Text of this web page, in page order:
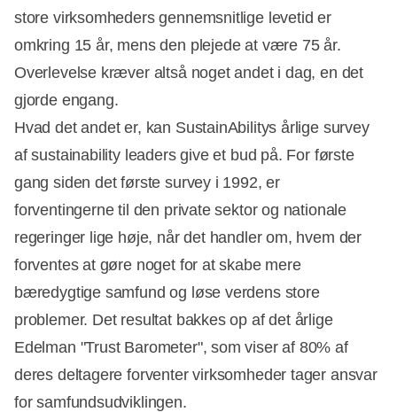
store virksomheders gennemsnitlige levetid er
omkring 15 år, mens den plejede at være 75 år.
Overlevelse kræver altså noget andet i dag, en det
gjorde engang.
Hvad det andet er, kan SustainAbilitys årlige survey
af sustainability leaders give et bud på. For første
gang siden det første survey i 1992, er
forventingerne til den private sektor og nationale
regeringer lige høje, når det handler om, hvem der
forventes at gøre noget for at skabe mere
bæredygtige samfund og løse verdens store
problemer. Det resultat bakkes op af det årlige
Edelman "Trust Barometer", som viser af 80% af
deres deltagere forventer virksomheder tager ansvar
for samfundsudviklingen.